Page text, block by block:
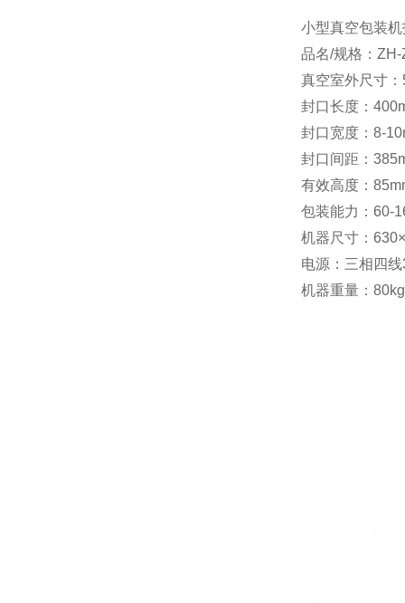
小型真空包装
品名/规格：
真空室外尺寸
封口长度：
封口宽度：8-
封口间距：
有效高度：
包装能力：60-
机器尺寸：
电源：三相四
机器重量：80kg